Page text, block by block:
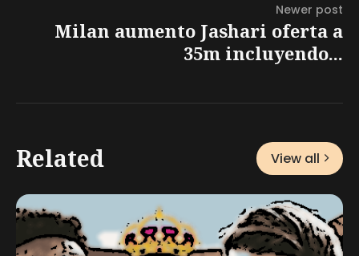
Newer post
Milan aumento Jashari oferta a
35m incluyendo...
Related View all